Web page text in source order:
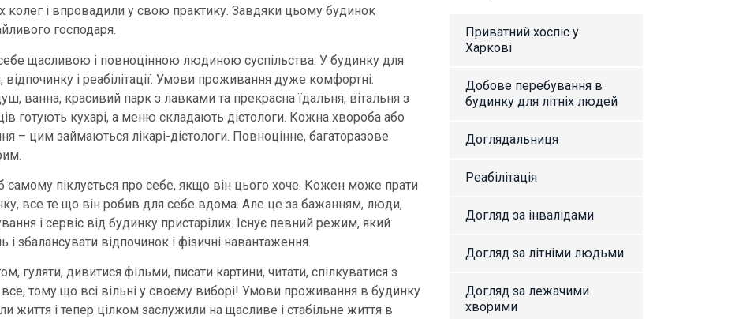
колег і впровадили у свою практику. Завдяки цьому будинок
господаря.
щасливою і повноцінною людиною суспільства. У будинку для
і реабілітації. Умови проживання дуже комфортні:
ванна, красивий парк з лавками та прекрасна їдальня, вітальня з
готують кухарі, а меню складають дієтологи. Кожна хвороба або
– цим займаються лікарі-дієтологи. Повноцінне, багаторазове
піклується про себе, якщо він цього хоче. Кожен може прати
все те що він робив для себе вдома. Але це за бажанням, люди,
і сервіс від будинку пристарілих. Існує певний режим, який
збалансувати відпочинок і фізичні навантаження.
гуляти, дивитися фільми, писати картини, читати, спілкуватися з
тому що всі вільні у своєму виборі! Умови проживання в будинку
життя і тепер цілком заслужили на щасливе і стабільне життя в
Приватний хоспіс у
Харкові
Добове перебування в
будинку для літніх людей
Доглядальниця
Реабілітація
Догляд за інвалідами
Догляд за літніми людьми
Догляд за лежачими
хворими